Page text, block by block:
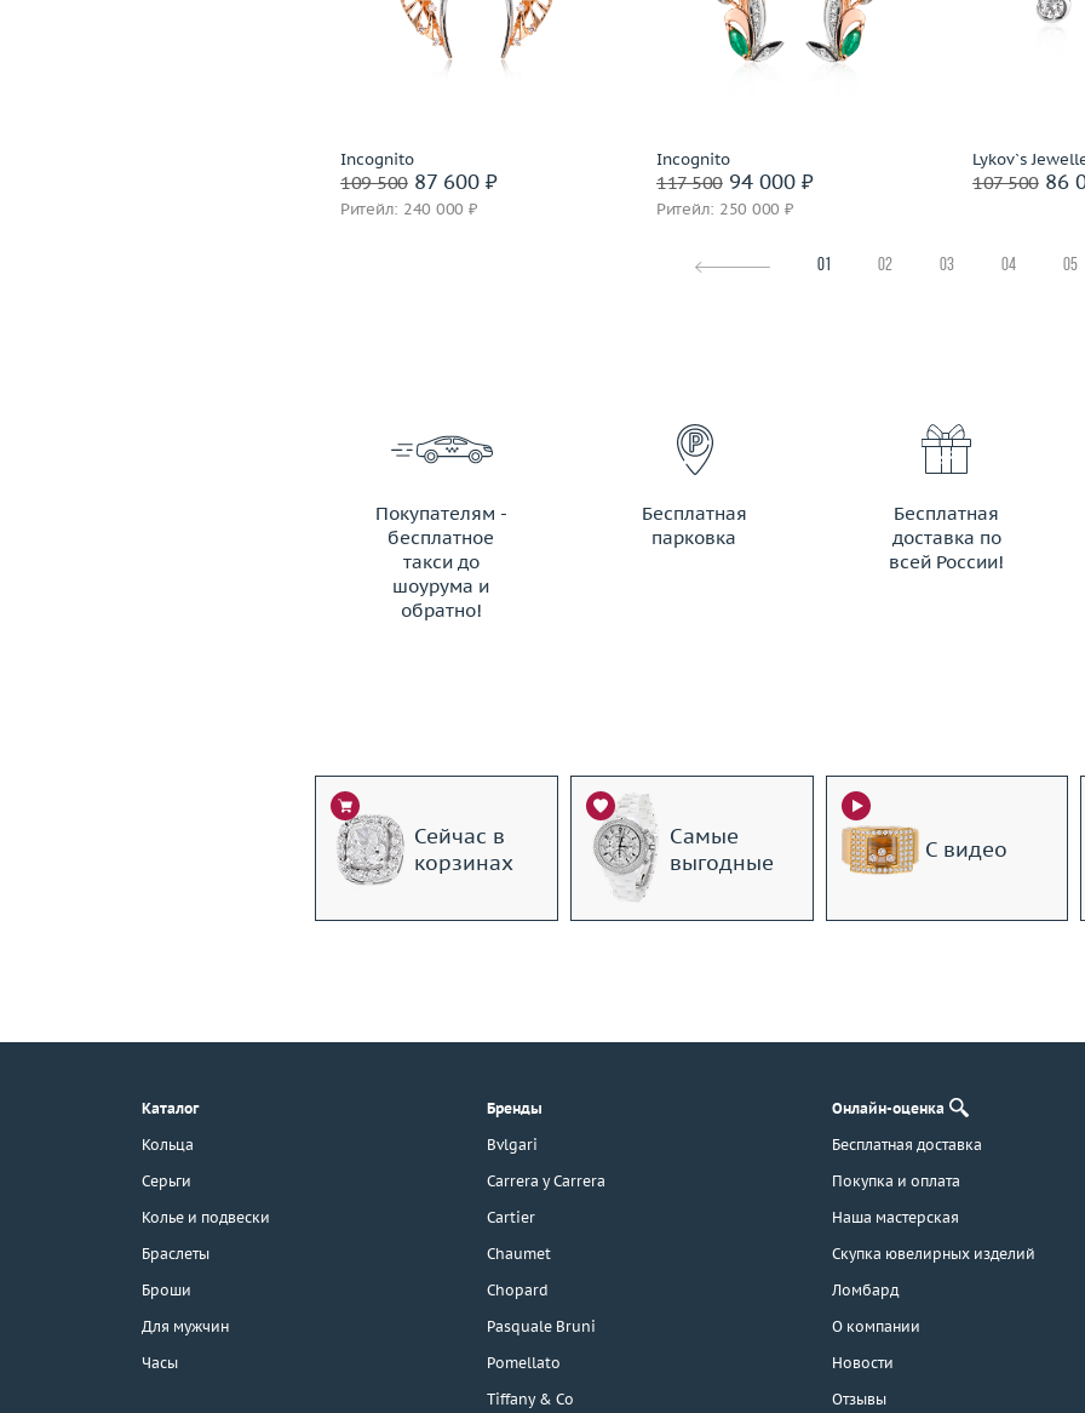
г. Москва, Тихвинский пер., д. 7,
3D-тур по шоуруму
Incognito
109 50087 600 ₽
Ритейл: 240 000 ₽
Материал
золото 585 пробы
Incognito
117 50094 000 ₽
Ритейл: 250 000 ₽
Материал
золото 585 пробы
Lykov`s
107 50086
Материал
01 02 03 04 05
Покупателям -
бесплатное
такси до
шоурума и
обратно!
ЗАКАЗАТЬ ТАКСИ
Бесплатная
парковка
Бесплатная
доставка по
всей России!
Сейчас в
корзинах
Самые
выгодные
С видео
Каталог
Кольца
Серьги
Колье и подвески
Браслеты
Броши
Для мужчин
Часы
Бренды
Bvlgari
Carrera y Carrera
Cartier
Chaumet
Chopard
Pasquale Bruni
Pomellato
Tiffany & Co
Онлайн-оценка
Бесплатная доставка
Покупка и оплата
Наша мастерская
Скупка ювелирных изделий
Ломбард
О компании
Новости
Отзывы